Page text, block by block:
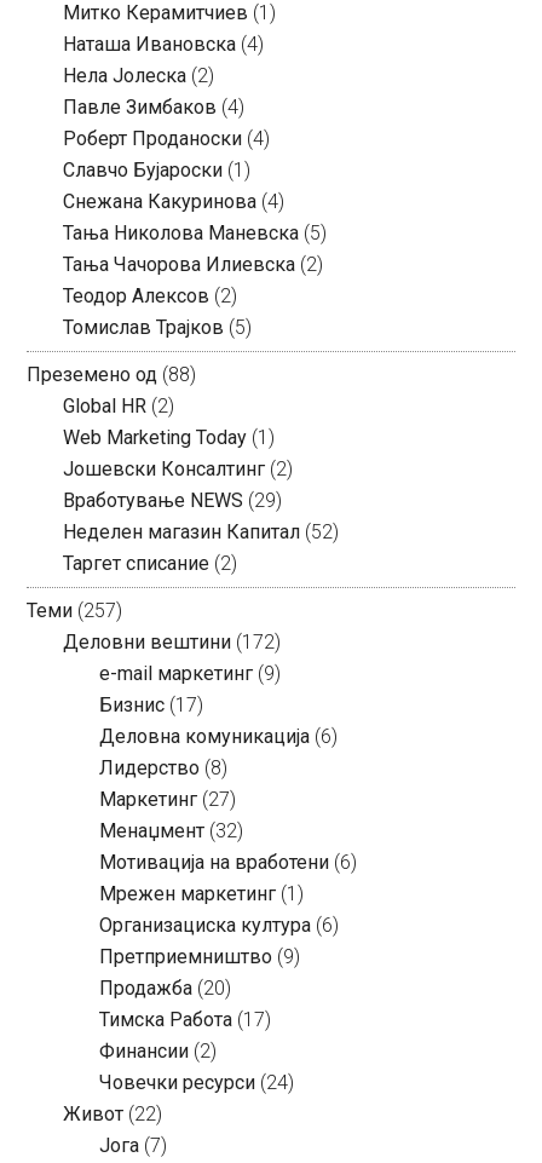
Митко Керамитчиев (1)
Наташа Ивановска (4)
Нела Јолеска (2)
Павле Зимбаков (4)
Роберт Проданоски (4)
Славчо Бујароски (1)
Снежана Какуринова (4)
Тања Николова Маневска (5)
Тања Чачорова Илиевска (2)
Теодор Алексов (2)
Томислав Трајков (5)
Преземено од (88)
Global HR (2)
Web Marketing Today (1)
Јошевски Консалтинг (2)
Вработување NEWS (29)
Неделен магазин Капитал (52)
Таргет списание (2)
Теми (257)
Деловни вештини (172)
e-mail маркетинг (9)
Бизнис (17)
Деловна комуникација (6)
Лидерство (8)
Маркетинг (27)
Менаџмент (32)
Мотивација на вработени (6)
Мрежен маркетинг (1)
Организациска култура (6)
Претприемништво (9)
Продажба (20)
Тимска Работа (17)
Финансии (2)
Човечки ресурси (24)
Живот (22)
Јога (7)